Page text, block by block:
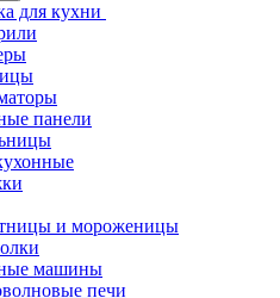
для кухни
панели
и мороженицы
машины
печи